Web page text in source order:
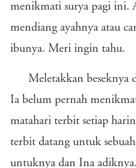
menikmati surya pagi ini.
mendiang ayahnya atau
ibunya. Meri ingin tahu.
Meletakkan beseknya
Ia belum pernah
matahari terbit setiap
terbit datang untuk
untuknya dan Ina